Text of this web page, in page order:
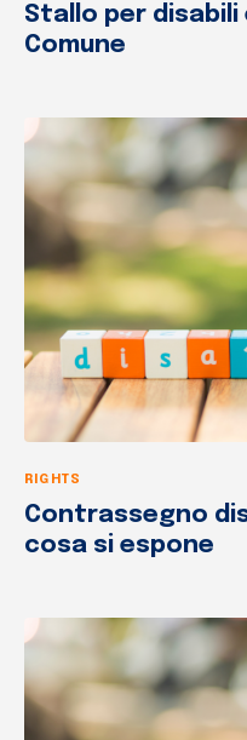
Stallo per disabili
Comune
RIGHTS
Contrassegno
cosa si espone